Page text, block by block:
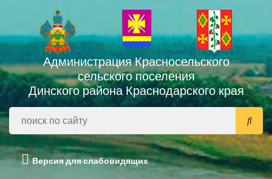
Администрация Красносельского
сельского поселения
Динского района Краснодарского края
Версия для слабовидящих